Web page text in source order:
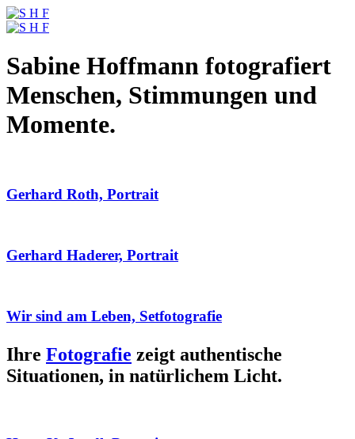
Sabine Hoffmann fotografiert
Menschen, Stimmungen und
Momente.
Gerhard Roth, Portrait
Gerhard Haderer, Portrait
Wir sind am Leben, Setfotografie
Ihre Fotografie zeigt authentische
Situationen, in natürlichem Licht.